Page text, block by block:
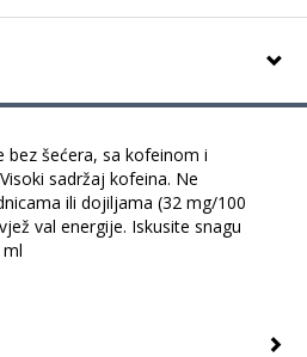
bez šećera, sa kofeinom i
sadržaj kofeina. Ne
ili dojiljama (32 mg/100
val energije. Iskusite snagu